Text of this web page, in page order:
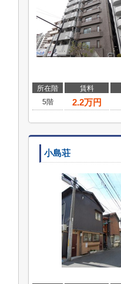
所在階 賃料
5階
2.2万円
小島荘